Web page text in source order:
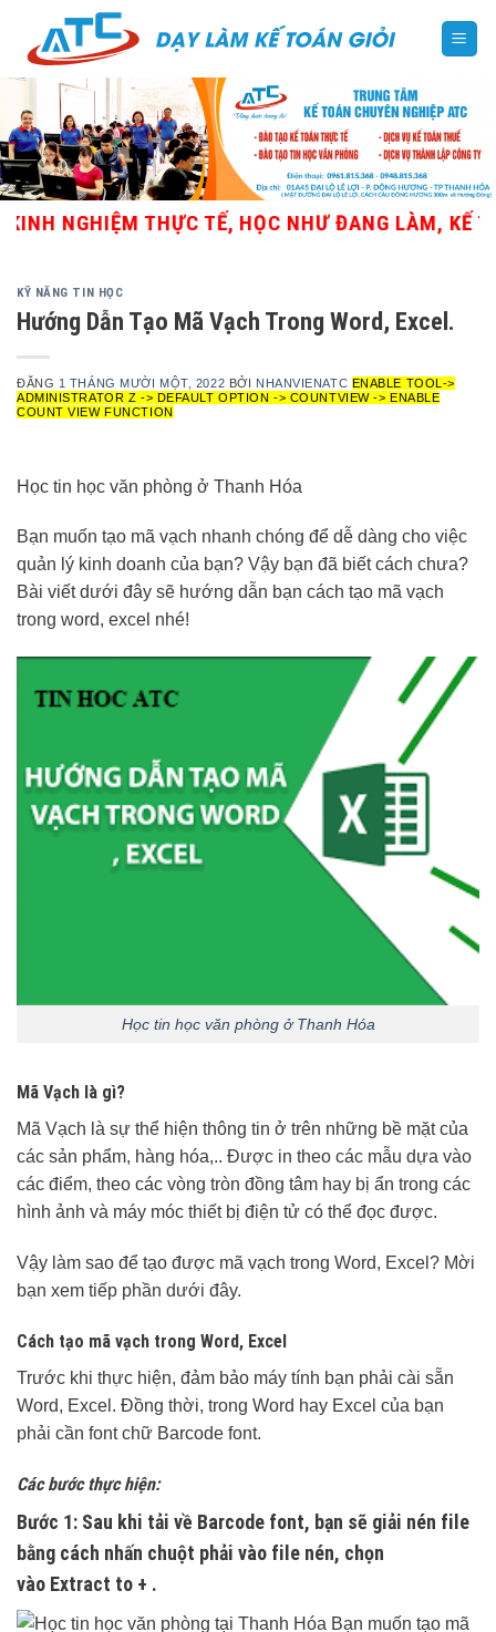
content
THỰC TẾ, HỌC NHƯ ĐANG LÀM, KẾ
KỸ NĂNG TIN HỌC
Hướng Dẫn Tạo Mã Vạch Trong Word, Excel.
ĐĂNG 1 THÁNG MƯỜI MỘT, 2022 BỞI NHANVIENATC ENABLE TOOL->
ADMINISTRATOR Z -> DEFAULT OPTION -> COUNTVIEW -> ENABLE
COUNT VIEW FUNCTION
Học tin học văn phòng ở Thanh Hóa
Bạn muốn tạo mã vạch nhanh chóng để dễ dàng cho việc
quản lý kinh doanh của bạn? Vậy bạn đã biết cách chưa?
Bài viết dưới đây sẽ hướng dẫn bạn cách tạo mã vạch
trong word, excel nhé!
Học tin học văn phòng ở Thanh Hóa
Mã Vạch là gì?
Mã Vạch là sự thể hiện thông tin ở trên những bề mặt của
các sản phẩm, hàng hóa,.. Được in theo các mẫu dựa vào
các điểm, theo các vòng tròn đồng tâm hay bị ẩn trong các
hình ảnh và máy móc thiết bị điện tử có thể đọc được.
Vậy làm sao để tạo được mã vạch trong Word, Excel? Mời
bạn xem tiếp phần dưới đây.
Cách tạo mã vạch trong Word, Excel
Trước khi thực hiện, đảm bảo máy tính bạn phải cài sẵn
Word, Excel. Đồng thời, trong Word hay Excel của bạn
phải cần font chữ Barcode font.
Các bước thực hiện:
Bước 1: Sau khi tải về Barcode font, bạn sẽ giải nén file
bằng cách nhấn chuột phải vào file nén, chọn
vào Extract to + .